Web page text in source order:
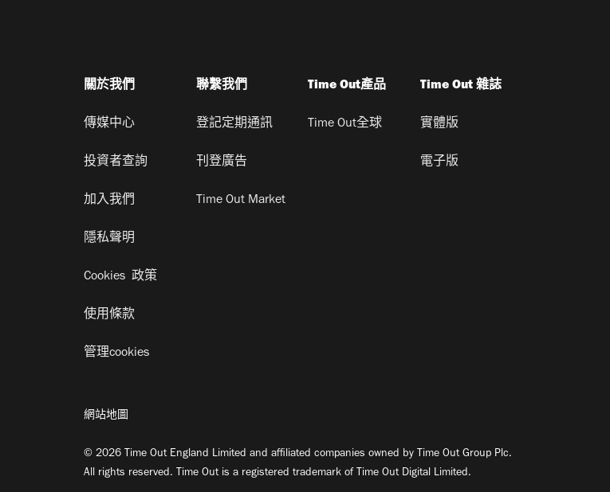
關於我們
傳媒中心
投資者查詢
加入我們
隱私聲明
Cookies 政策
使用條款
管理cookies
聯繫我們
登記定期通訊
刊登廣告
Time Out Market
Time Out產品
Time Out全球
Time Out 雜誌
實體版
電子版
網站地圖
© 2026 Time Out England Limited and affiliated companies owned by Time Out Group Plc.
All rights reserved. Time Out is a registered trademark of Time Out Digital Limited.